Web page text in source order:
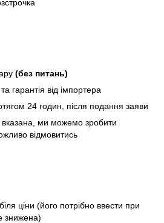
(без питань)
гарантія від імпортера
24 годин, після подання заяви
ми можемо зробити
відмовитись
біля ціни (його потрібно ввести при
знижена)